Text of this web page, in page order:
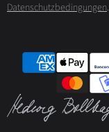
Datenschutzbedingungen.